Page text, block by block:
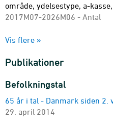
område, ydelsestype, a-
2017M07-2026M06 - Antal
område, ydelsestype, a-kasse,
Fuldtidsledige i pct. af
område, alder og køn
2017M07-2026M06 - Pct.
Fuldtidsledige i pct. af
område, alder og køn
Vis flere »
Publikationer
Befolkningstal
65 år i tal - Danmark siden 2.
29. april 2014